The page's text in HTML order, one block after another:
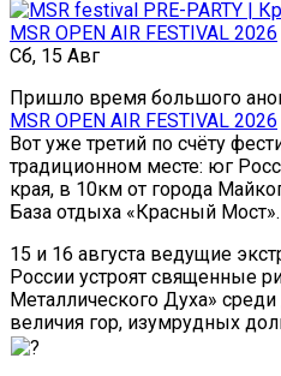
MSR OPEN AIR FESTIVAL 2026
Сб, 15 Авг
Пришло время большого
MSR OPEN AIR FESTIVAL 2026
Вот уже третий по счёту
традиционном месте: юг
края, в 10км от города
База отдыха «Красный Мост».
15 и 16 августа ведущие
России устроят священные
Металлического Духа»
величия гор, изумрудных